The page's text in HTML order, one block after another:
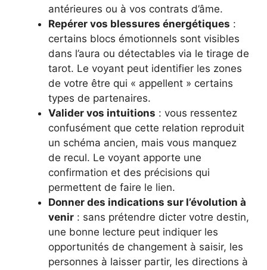
antérieures ou à vos contrats d’âme.
Repérer vos blessures énergétiques :
certains blocs émotionnels sont visibles
dans l’aura ou détectables via le tirage de
tarot. Le voyant peut identifier les zones
de votre être qui « appellent » certains
types de partenaires.
Valider vos intuitions : vous ressentez
confusément que cette relation reproduit
un schéma ancien, mais vous manquez
de recul. Le voyant apporte une
confirmation et des précisions qui
permettent de faire le lien.
Donner des indications sur l’évolution à
venir : sans prétendre dicter votre destin,
une bonne lecture peut indiquer les
opportunités de changement à saisir, les
personnes à laisser partir, les directions à